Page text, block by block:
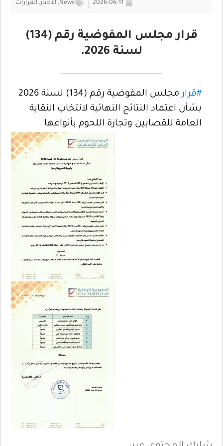
2026-06-11
News
, الأخبار, القرارات
قرار مجلس المفوضية رقم (134)
لسنة 2026.
#قرارمجلس المفوضية رقم (134) لسنة 2026
بشأن اعتماد النتائج النهائية لانتخاب النقابة
العامة للقصابين وتجارة اللحوم بأنواعها